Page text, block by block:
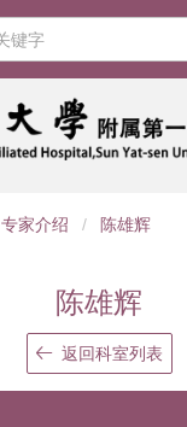
专家介绍 / 陈雄辉
陈雄辉
返回科室列表